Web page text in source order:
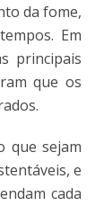
da fome,
Em
principais
que os
que sejam
e
cada